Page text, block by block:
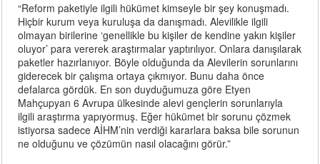
“Reform paketiyle ilgili hükümet kimseyle bir şey konuşmadı.
Hiçbir kurum veya kuruluşa da danışmadı. Alevilikle ilgili
olmayan birilerine ‘genellikle bu kişiler de kendine yakın kişiler
oluyor’ para vererek araştırmalar yaptırılıyor. Onlara danışılarak
paketler hazırlanıyor. Böyle olduğunda da Alevilerin sorunlarını
giderecek bir çalışma ortaya çıkmıyor. Bunu daha önce
defalarca gördük. En son duyduğumuza göre Etyen
Mahçupyan 6 Avrupa ülkesinde alevi gençlerin sorunlarıyla
ilgili araştırma yapıyormuş. Eğer hükümet bir sorunu çözmek
istiyorsa sadece AİHM’nin verdiği kararlara baksa bile sorunun
ne olduğunu ve çözümün nasıl olacağını görür.”